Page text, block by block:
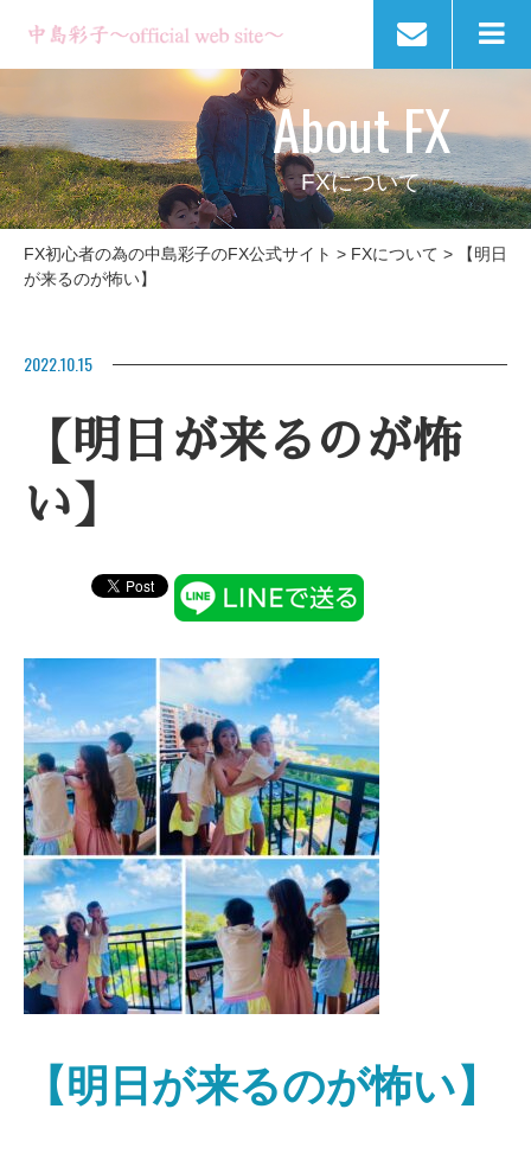
About FX
FXについて
FX初心者の為の中島彩子のFX公式サイト > FXについて >
【明日
が来るのが怖い】
2022.10.15
【明日が来るのが怖
い】
【明日が来るのが怖い】